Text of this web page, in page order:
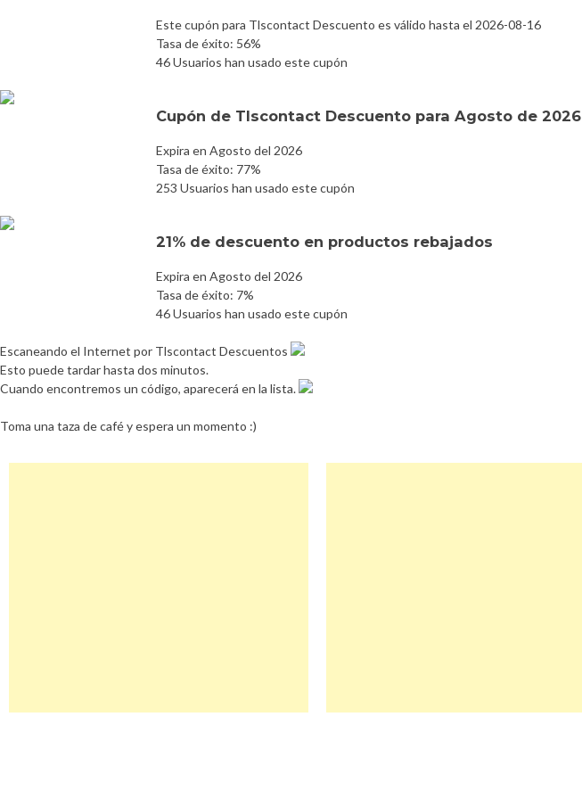
Este cupón para Tlscontact Descuento es válido hasta el 2026-08-16
Tasa de éxito: 56%
46 Usuarios han usado este cupón
Cupón de Tlscontact Descuento para Agosto de 2026
Expira en Agosto del 2026
Tasa de éxito: 77%
253 Usuarios han usado este cupón
21% de descuento en productos rebajados
Expira en Agosto del 2026
Tasa de éxito: 7%
46 Usuarios han usado este cupón
Escaneando el Internet por Tlscontact Descuentos
Esto puede tardar hasta dos minutos.
Cuando encontremos un código, aparecerá en la lista.
Toma una taza de café y espera un momento :)